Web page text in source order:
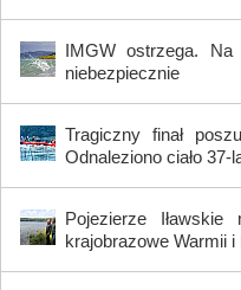
IMGW ostrzega.
niebezpiecznie
Tragiczny finał
Odnaleziono ciało 37-
Pojezierze
krajobrazowe Warmii i